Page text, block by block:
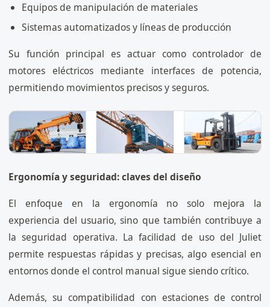
Equipos de manipulación de materiales
Sistemas automatizados y líneas de producción
Su función principal es actuar como controlador de
motores eléctricos mediante interfaces de potencia,
permitiendo movimientos precisos y seguros.
Ergonomía y seguridad: claves del diseño
El enfoque en la ergonomía no solo mejora la
experiencia del usuario, sino que también contribuye a
la seguridad operativa. La facilidad de uso del Juliet
permite respuestas rápidas y precisas, algo esencial en
entornos donde el control manual sigue siendo crítico.
Además, su compatibilidad con estaciones de control